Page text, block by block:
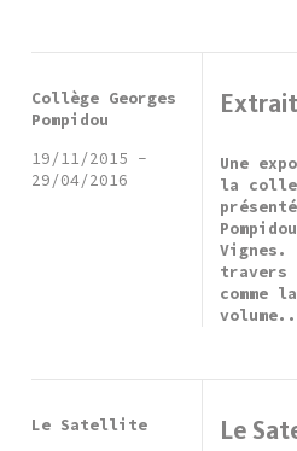
Une
la
Vignes.
travers
comme
Collège Georges
Pompidou
19/11/2015 -
29/04/2016
Le
Le Satellite